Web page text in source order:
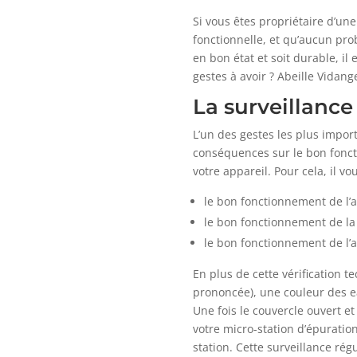
Si vous êtes propriétaire
fonctionnelle, et qu’aucun
en bon état et soit durable, il
gestes à avoir ? Abeille
La
L’un des gestes les plus
conséquences sur le bon
votre appareil. Pour cela, il
le bon fonctionnement de
le bon fonctionnement de
le bon fonctionnement de
En plus de cette vérification
prononcée), une couleur des
Une fois le couvercle ouvert
votre micro-station
station. Cette surveillance